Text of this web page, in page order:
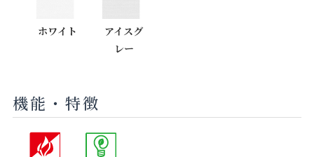
ホワイト
アイスグ
レー
機能・特徴